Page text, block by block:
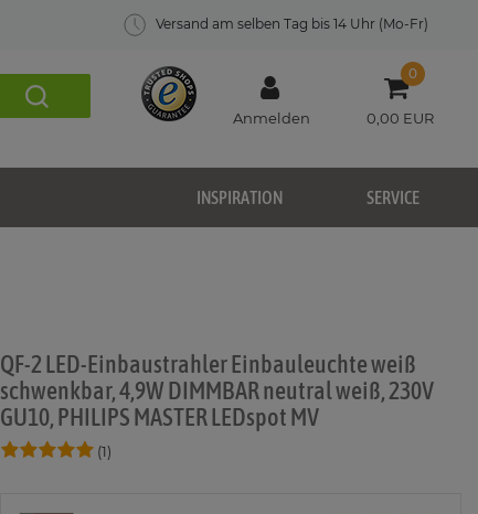
Versand am selben Tag bis 14 Uhr (Mo-Fr)
Anmelden
0
0,00 EUR
SERVICE
INSPIRATION
QF-2 LED-Einbaustrahler Einbauleuchte weiß
schwenkbar, 4,9W DIMMBAR neutral weiß, 230V
GU10, PHILIPS MASTER LEDspot MV
(1)